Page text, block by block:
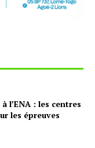
l’ENA : les centres
les épreuves